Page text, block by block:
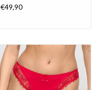
€49,90